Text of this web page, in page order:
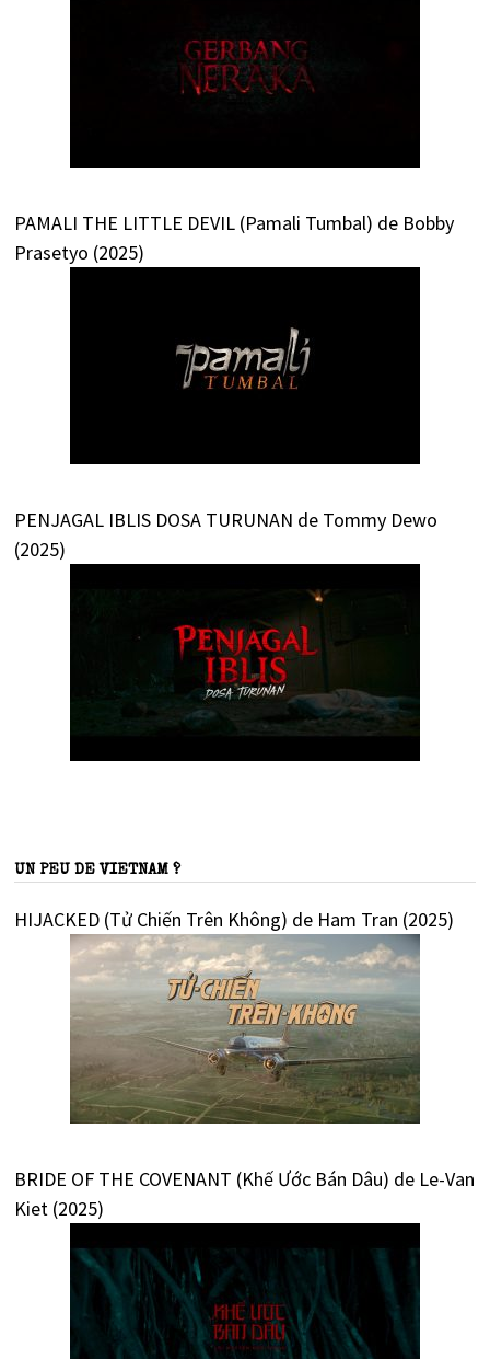
PAMALI THE LITTLE DEVIL (Pamali Tumbal) de Bobby
Prasetyo (2025)
PENJAGAL IBLIS DOSA TURUNAN de Tommy Dewo
(2025)
UN PEU DE VIETNAM ?
HIJACKED (Tử Chiến Trên Không) de Ham Tran (2025)
BRIDE OF THE COVENANT (Khế Ước Bán Dâu) de Le-Van
Kiet (2025)